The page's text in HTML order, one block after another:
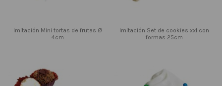
Imitación Mini tortas de frutas Ø
4cm
Imitación Set de cookies xxl con
formas 25cm